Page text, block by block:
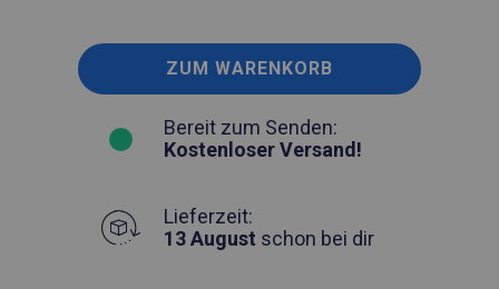
ZUM WARENKORB
Bereit zum Senden:
Kostenloser Versand!
Lieferzeit:
13 August schon bei dir